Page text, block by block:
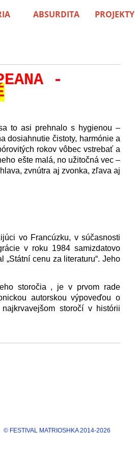
ABSURDITA PROJEKTY
-
to asi prehnalo s hygienou –
dosiahnutie čistoty, harmónie a
rokov vôbec vstrebať a
ešte malá, no užitočná vec –
zvnútra aj zvonka, zľava aj
vo Francúzku, v súčasnosti
v roku 1984 samizdatovo
cenu za literaturu“. Jeho
storočia , je v prvom rade
autorskou výpoveďou o
storočí v histórii
​​​​© FESTIVAL MATRIOSHKA 2014-2026